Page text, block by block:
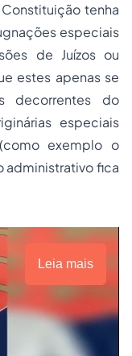
tenha
especiais
de Juízos ou
estes apenas se
decorrentes do
especiais
exemplo o
administrativo fica
Leia mais